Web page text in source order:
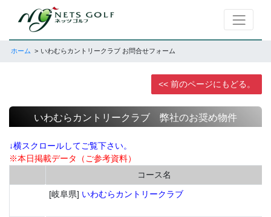
ホーム いわむらカントリークラブ お問合せフォーム
<< 前のページにもどる。
いわむらカントリークラブ 弊社のお奨め物件
↓横スクロールしてご覧下さい。
※本日掲載データ（ご参考資料）
コース名
[岐阜県] いわむらカントリークラブ